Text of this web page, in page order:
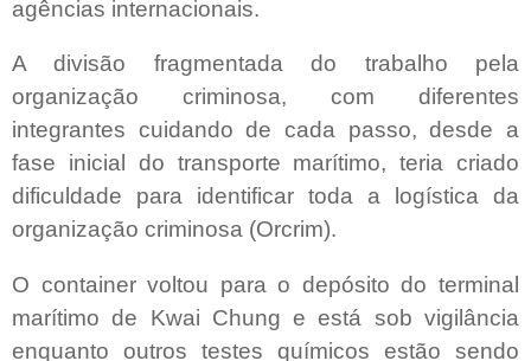
agências internacionais.
A divisão fragmentada do trabalho pela
organização criminosa, com diferentes
integrantes cuidando de cada passo, desde a
fase inicial do transporte marítimo, teria criado
dificuldade para identificar toda a logística da
organização criminosa (Orcrim).
O container voltou para o depósito do terminal
marítimo de Kwai Chung e está sob vigilância
enquanto outros testes químicos estão sendo